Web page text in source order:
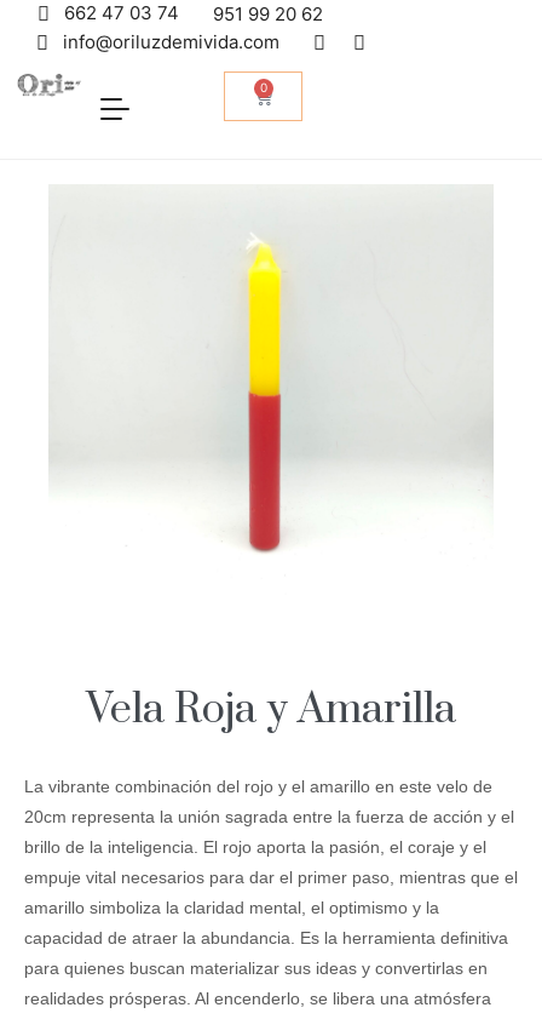
662 47 03 74
951 99 20 62
info@oriluzdemivida.com
0
Vela Roja y Amarilla
La vibrante combinación del rojo y el amarillo en este velo de
20cm representa la unión sagrada entre la fuerza de acción y el
brillo de la inteligencia. El rojo aporta la pasión, el coraje y el
empuje vital necesarios para dar el primer paso, mientras que el
amarillo simboliza la claridad mental, el optimismo y la
capacidad de atraer la abundancia. Es la herramienta definitiva
para quienes buscan materializar sus ideas y convertirlas en
realidades prósperas. Al encenderlo, se libera una atmósfera